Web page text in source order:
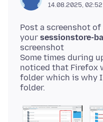
14.08.2025, 02:52
Post a screenshot
your sessionstore-
screenshot
Some times during
noticed that Firefox
folder which is why